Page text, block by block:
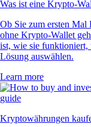
Was ist eine Krypto-
Ob Sie zum ersten
ohne Krypto-Wallet
ist, wie sie funktioniert,
Lösung auswählen.
Learn more
Kryptowährungen